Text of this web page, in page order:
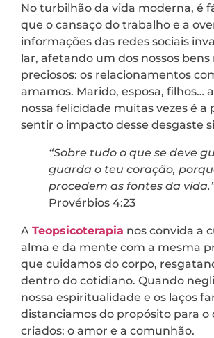
No turbilhão da vida moderna, é
que o cansaço do trabalho e a
informações das redes sociais
lar, afetando um dos nossos bens
preciosos: os relacionamentos
amamos. Marido, esposa, filhos…
nossa felicidade muitas vezes é a
sentir o impacto desse desgaste
“Sobre tudo o que se deve
guarda o teu coração,
procedem as fontes da
Provérbios 4:23
A Teopsicoterapia nos convida a
alma e da mente com a mesma
que cuidamos do corpo,
dentro do cotidiano. Quando
nossa espiritualidade e os laços
distanciamos do propósito para o
criados: o amor e a comunhão.